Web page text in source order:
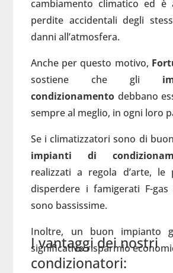
cambiamento climatico ed è
perdite accidentali degli
danni all’atmosfera.
Anche per questo motivo,
sostiene che gli
condizionamento debbano
sempre al meglio, in ogni loro
Se i climatizzatori sono di
impianti di
realizzati a regola d’arte, le
disperdere i famigerati F-gas
sono bassissime.
Inoltre, un buon impianto
significativo risparmio
I vantaggi dei nostri
condizionatori: